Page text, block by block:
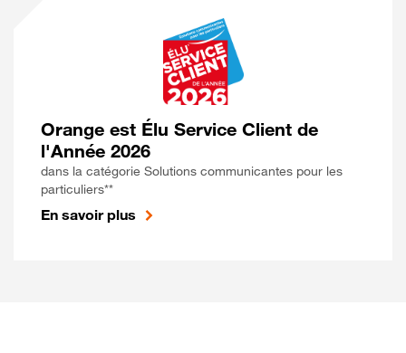
Orange est Élu Service Client de
l'Année 2026
dans la catégorie Solutions communicantes pour les
particuliers**
En savoir plus